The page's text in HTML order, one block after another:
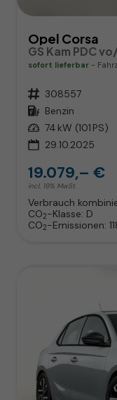
Opel Corsa
GS Kam PDC
sofort lieferbar
Fahrzeugnr. 308557
Kraftstoff Benzin
Leistung 74 kW (101 PS)
29.10.2025
19.079,– €
incl. 19% MwSt.
Verbrauch
CO2-Klasse: D
CO2-Emissionen: